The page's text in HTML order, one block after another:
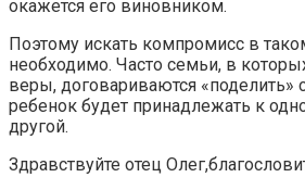
окажется его виновником.
Поэтому искать компромисс в
необходимо. Часто семьи, в
веры, договариваются «поделить»
ребенок будет принадлежать к
другой.
Здравствуйте отец